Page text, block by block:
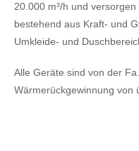
20.000 m³/h und
bestehend aus Kraft- und
Umkleide- und
Alle Geräte sind von der
Wärmerückgewinnung von